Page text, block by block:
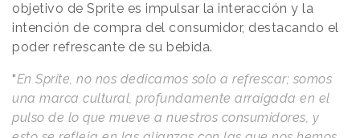
objetivo de Sprite es impulsar la interacción y la
intención de compra del consumidor, destacando el
poder refrescante de su bebida.
“En Sprite, no nos dedicamos solo a refrescar; somos
una marca cultural, profundamente arraigada en el
pulso de lo que mueve a nuestros consumidores, y